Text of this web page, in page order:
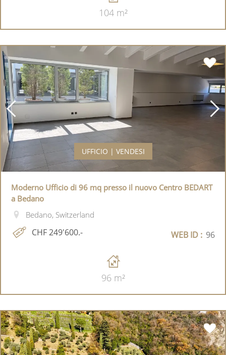
104 m²
UFFICIO | VENDESI
Moderno Ufficio di 96 mq presso il nuovo Centro BEDART
a Bedano
Bedano, Switzerland
CHF 249'600.- WEB ID : 96
96 m²